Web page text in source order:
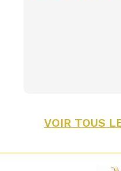
VOIR TOUS